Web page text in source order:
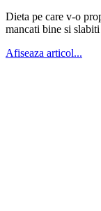
Dieta pe care v-o
mancati bine si
Afiseaza articol...